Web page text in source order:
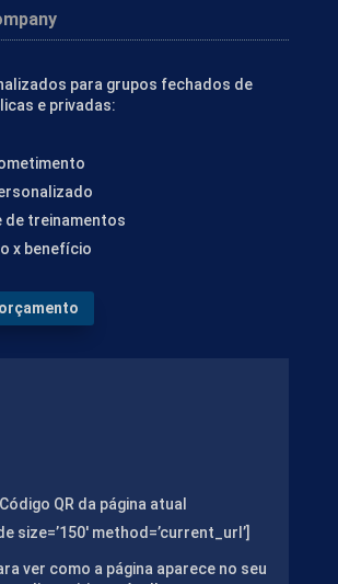
para grupos fechados de
e privadas:
de treinamentos
x benefício
Código QR da página atual
size=’150′ method=’current_url’]
ver como a página aparece no seu